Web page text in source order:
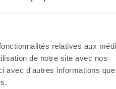
relatives aux
de notre site avec nos
avec d'autres informations que